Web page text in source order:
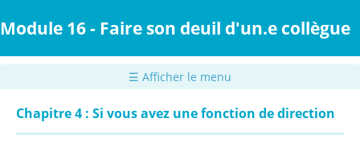
au
principal
Module 16 - Faire son deuil d'un.e collègue
☰ Afficher le menu
Chapitre 4 : Si vous avez une fonction de direction